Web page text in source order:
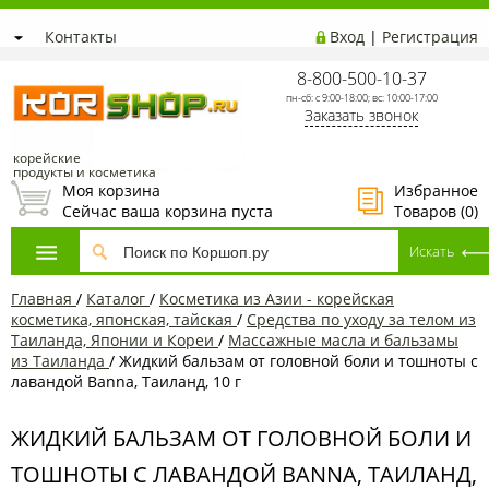
Контакты Вход | Регистрация
корейские
продукты и косметика
8-800-500-10-37
пн-сб: с 9:00-18:00; вс: 10:00-17:00
Заказать звонок
Избранное
Товаров (0)
Моя корзина
Сейчас ваша корзина пуста
Главная / Каталог / Косметика из Азии - корейская
косметика, японская, тайская / Средства по уходу за телом из
Таиланда, Японии и Кореи / Массажные масла и бальзамы
из Таиланда / Жидкий бальзам от головной боли и тошноты с
лавандой Banna, Таиланд, 10 г
ЖИДКИЙ БАЛЬЗАМ ОТ ГОЛОВНОЙ БОЛИ И
ТОШНОТЫ С ЛАВАНДОЙ BANNA, ТАИЛАНД,